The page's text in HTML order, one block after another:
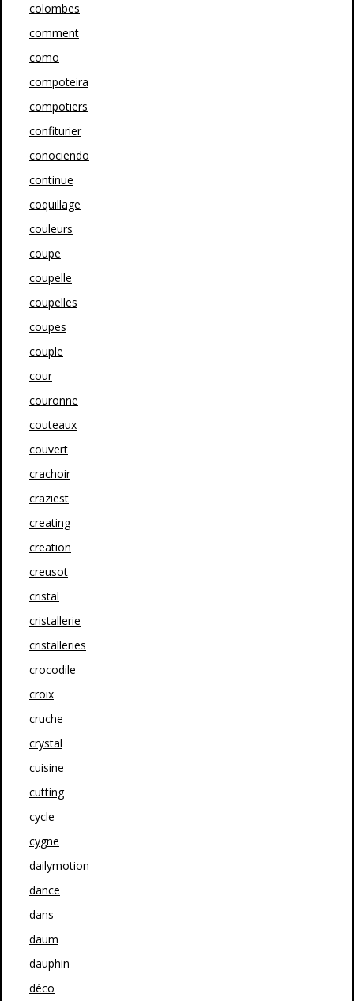
colombes
comment
como
compoteira
compotiers
confiturier
conociendo
continue
coquillage
couleurs
coupe
coupelle
coupelles
coupes
couple
cour
couronne
couteaux
couvert
crachoir
craziest
creating
creation
creusot
cristal
cristallerie
cristalleries
crocodile
croix
cruche
crystal
cuisine
cutting
cycle
cygne
dailymotion
dance
dans
daum
dauphin
déco